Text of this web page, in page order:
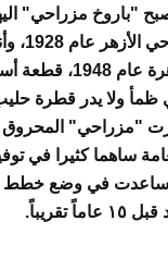
"باروخ مزراحي"
مصري
التجارة بجامعة
ظمأ ولا يدر قطرة
"مزراحي" المحروق
ساهما كثيرا في
ساعدت في وضع خطط